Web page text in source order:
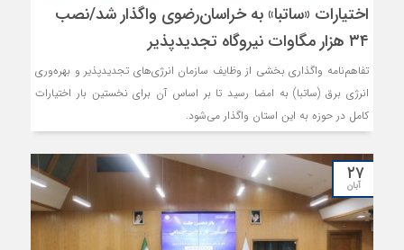
اختیارات «ساتبا» به خراسان‌رضوی واگذار شد/نصب
۳۴ هزار مگاوات نیروگاه تجدیدپذیر
تفاهم‌نامه واگذاری بخشی از وظایف سازمان انرژی‌های تجدیدپذیر و بهره‌وری
انرژی برق (ساتبا) به امضا رسید تا بر اساس آن برای نخستین بار اختیارات
کامل در حوزه به این استان واگذار می‌شود.
۲۷
آبان